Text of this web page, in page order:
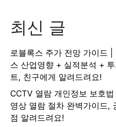
최신 글
로블록스 주가 전망 가이드 |
스 산업영향 + 실적분석 +
트, 친구에게 알려드려요!
CCTV 열람 개인정보 보호
영상 열람 절차 완벽가이드,
점 알려드려요!